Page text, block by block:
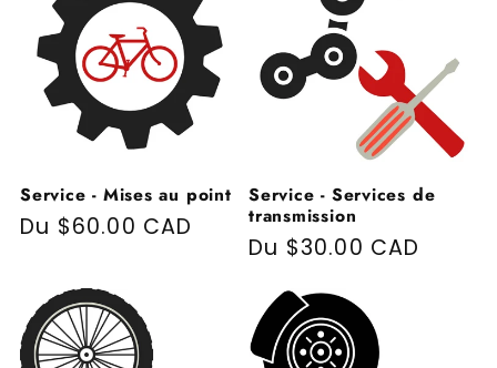
Service - Mises au point
Prix habituel
Du $60.00 CAD
Service - Services de
transmission
Prix habituel
Du $30.00 CAD